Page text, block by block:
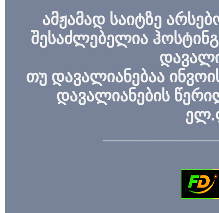
ამჟამად საიტზე
შესაძლებელია
თუ დავალიანებაა
დავალიანების